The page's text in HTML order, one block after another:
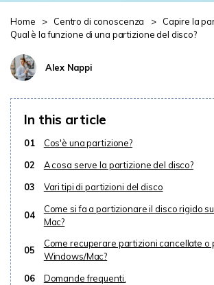
Home > Centro di conoscenza >
Capire la
Qual è la funzione di una partizione del disco?
Alex Nappi
In this article
01
Cos'è una partizione?
02
A cosa serve la partizione del disco?
03
Vari tipi di partizioni del disco
04
Come si fa a partizionare il disco rigido
Mac?
05
Come recuperare partizioni cancellate o
Windows/Mac?
06
Domande frequenti.